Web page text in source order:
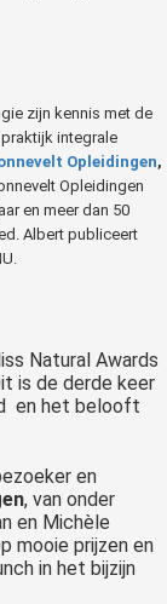
zijn kennis met de
integrale
Opleidingen,
Opleidingen
en meer dan 50
Albert publiceert
Natural Awards
is de derde keer
en het belooft
en
, van onder
en Michèle
mooie prijzen en
in het bijzijn